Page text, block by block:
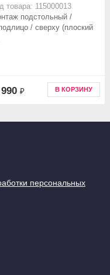
товара: 115000013
подстольный /
/ сверху (плоский
₽ В КОРЗИНУ
персональных